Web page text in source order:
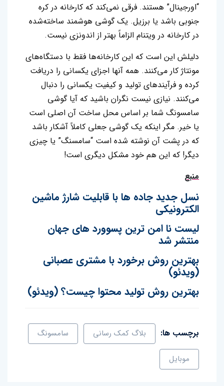
“اورجینال” هستند. فرقی نمی‌کند که کارخانه در کره
جنوبی باشد یا برزیل. یک گوشی هوشمند ساخته‌شده
در کارخانه در ویتنام الزاماً بهتر از اندونزی نیست.
دلیلش این است که این کارخانه‌ها فقط با دستگاه‌های
مونتاژ کار می‌کنند. همه آنها اجزای یکسانی را دریافت
کرده و فرآیندهای تولید و کیفیت یکسانی را دنبال
می‌کنند. نیازی نیست نگران باشید که آیا گوشی
سامسونگ شما بر اساس محل ساخت آن اصلی است
یا خیر. مگر اینکه یک گوشی جعلی کاملاً آشکار باشد
که در پشت آن نوشته شده است “سامسنگ” یا چیزی
دیگر! که این هم خود مشکل دیگری است!
منبع
نسل جدید جاده ها با قابلیت شارژ ماشین
الکترونیکی
لیست نا امن ترین پسوورد های جهان
منتشر شد
بهترین روش برخورد با مشتری عصبانی
(ویدئو)
بهترین روش تولید محتوا چیست؟ (ویدئو)
برچسب ها: بلاگ کمک رسانی سامسونگ
موبایل